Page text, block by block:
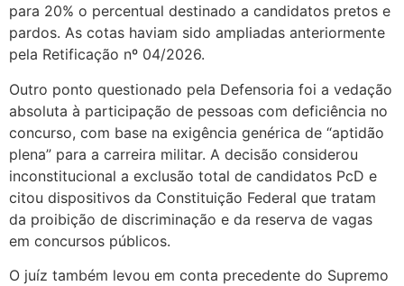
para 20% o percentual destinado a candidatos pretos e
pardos. As cotas haviam sido ampliadas anteriormente
pela Retificação nº 04/2026.
Outro ponto questionado pela Defensoria foi a vedação
absoluta à participação de pessoas com deficiência no
concurso, com base na exigência genérica de “aptidão
plena” para a carreira militar. A decisão considerou
inconstitucional a exclusão total de candidatos PcD e
citou dispositivos da Constituição Federal que tratam
da proibição de discriminação e da reserva de vagas
em concursos públicos.
O juíz também levou em conta precedente do Supremo